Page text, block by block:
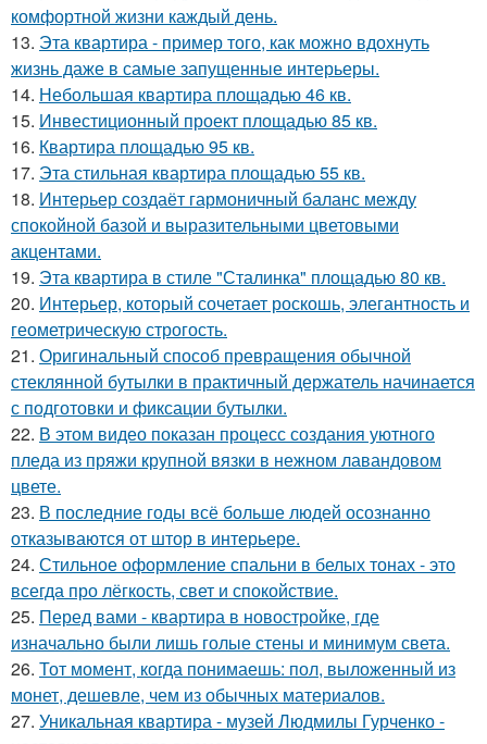
комфортной жизни каждый день.
13. Эта квартира - пример того, как можно вдохнуть
жизнь даже в самые запущенные интерьеры.
14. Небольшая квартира площадью 46 кв.
15. Инвестиционный проект площадью 85 кв.
16. Квартира площадью 95 кв.
17. Эта стильная квартира площадью 55 кв.
18. Интерьер создаёт гармоничный баланс между
спокойной базой и выразительными цветовыми
акцентами.
19. Эта квартира в стиле "Сталинка" площадью 80 кв.
20. Интерьер, который сочетает роскошь, элегантность и
геометрическую строгость.
21. Оригинальный способ превращения обычной
стеклянной бутылки в практичный держатель начинается
с подготовки и фиксации бутылки.
22. В этом видео показан процесс создания уютного
пледа из пряжи крупной вязки в нежном лавандовом
цвете.
23. В последние годы всё больше людей осознанно
отказываются от штор в интерьере.
24. Стильное оформление спальни в белых тонах - это
всегда про лёгкость, свет и спокойствие.
25. Перед вами - квартира в новостройке, где
изначально были лишь голые стены и минимум света.
26. Тот момент, когда понимаешь: пол, выложенный из
монет, дешевле, чем из обычных материалов.
27. Уникальная квартира - музей Людмилы Гурченко -